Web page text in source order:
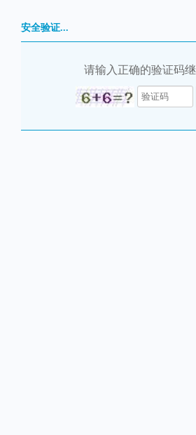
安全验证...
请输入正确的验证码